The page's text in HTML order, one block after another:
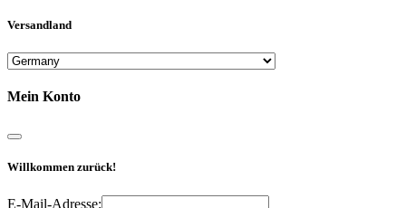
Versandland
Mein Konto
Willkommen zurück!
E-Mail-Adresse: